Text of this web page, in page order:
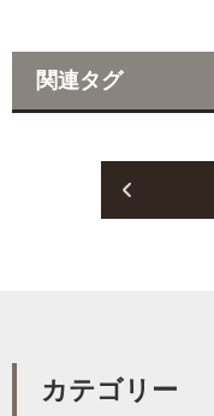
e
b
t
関連タグ
カテゴリー